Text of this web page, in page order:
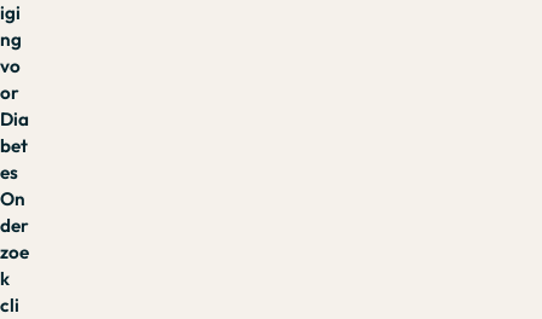
igi
ng
vo
or
Dia
bet
es
On
der
zoe
k
cli